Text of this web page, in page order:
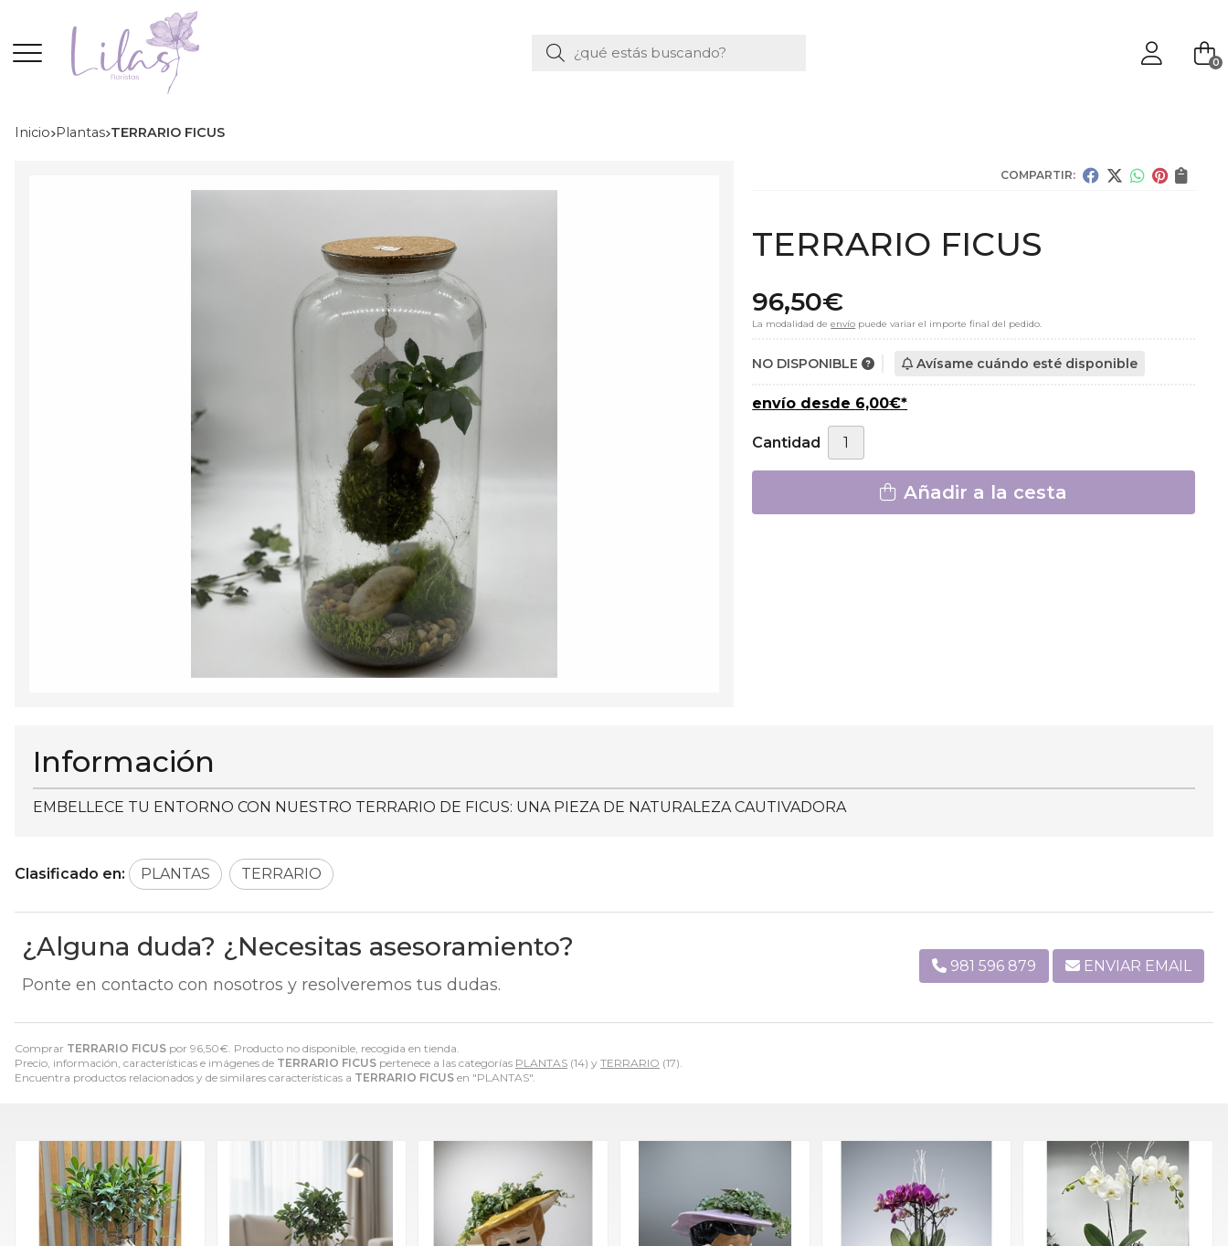
Buscar 0
Inicio plantas TERRARIO FICUS
COMPARTIR:
TERRARIO FICUS
96,50€
La modalidad deenvío puede variar el importe final del pedido.
NO DISPONIBLE Avísame cuándo esté disponible
envío desde 6,00€*
Cantidad
Añadir a la cesta
Comprar TERRARIO FICUS por 96,50€. Producto no disponible, recogida en tienda.
Precio, información, características e imágenes de TERRARIO FICUS pertenece a las categorías PLANTAS (14) y TERRARIO (17).
Encuentra productos relacionados y de similares características a TERRARIO FICUS en "PLANTAS".
Información
EMBELLECE TU ENTORNO CON NUESTRO TERRARIO DE FICUS: UNA PIEZA DE NATURALEZA CAUTIVADORA
Clasificado en: PLANTAS TERRARIO
¿Alguna duda? ¿Necesitas asesoramiento?
Ponte en contacto con nosotros y resolveremos tus dudas.
981 596 879 ENVIAR EMAIL